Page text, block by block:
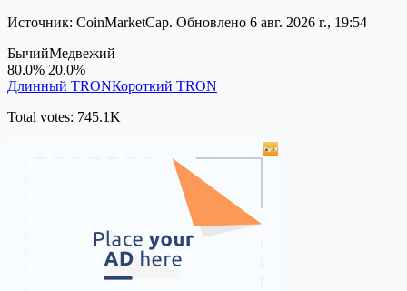
Источник: CoinMarketCap. Обновлено 6 авг. 2026 г., 19:54
БычийМедвежий
80.0% 20.0%
Длинный TRONКороткий TRON
Total votes: 745.1K